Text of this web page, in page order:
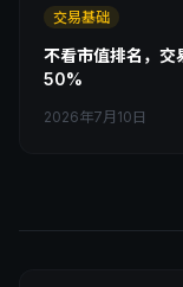
交易基础
不看市值排名，交
50%
2026年7月10日